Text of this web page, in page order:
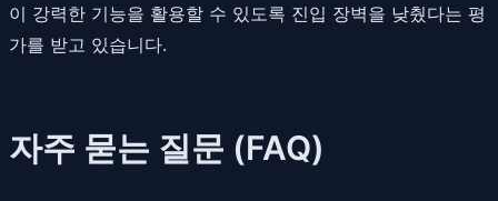
이 강력한 기능을 활용할 수 있도록 진입 장벽을 낮췄다는 평
가를 받고 있습니다.
자주 묻는 질문 (FAQ)